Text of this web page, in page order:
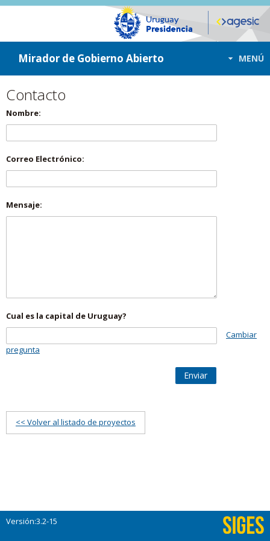
ir a contenido
ir al menú
Mirador de Gobierno Abierto MENÚ
Contacto
Nombre:
Correo Electrónico:
Mensaje:
Cual es la capital de Uruguay?
Cambiar
pregunta
Enviar
<< Volver al listado de proyectos
Versión:3.2-15